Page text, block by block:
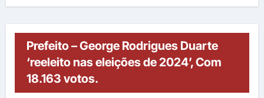
Prefeito – George Rodrigues Duarte
‘reeleito nas eleições de 2024’, Com
18.163 votos.